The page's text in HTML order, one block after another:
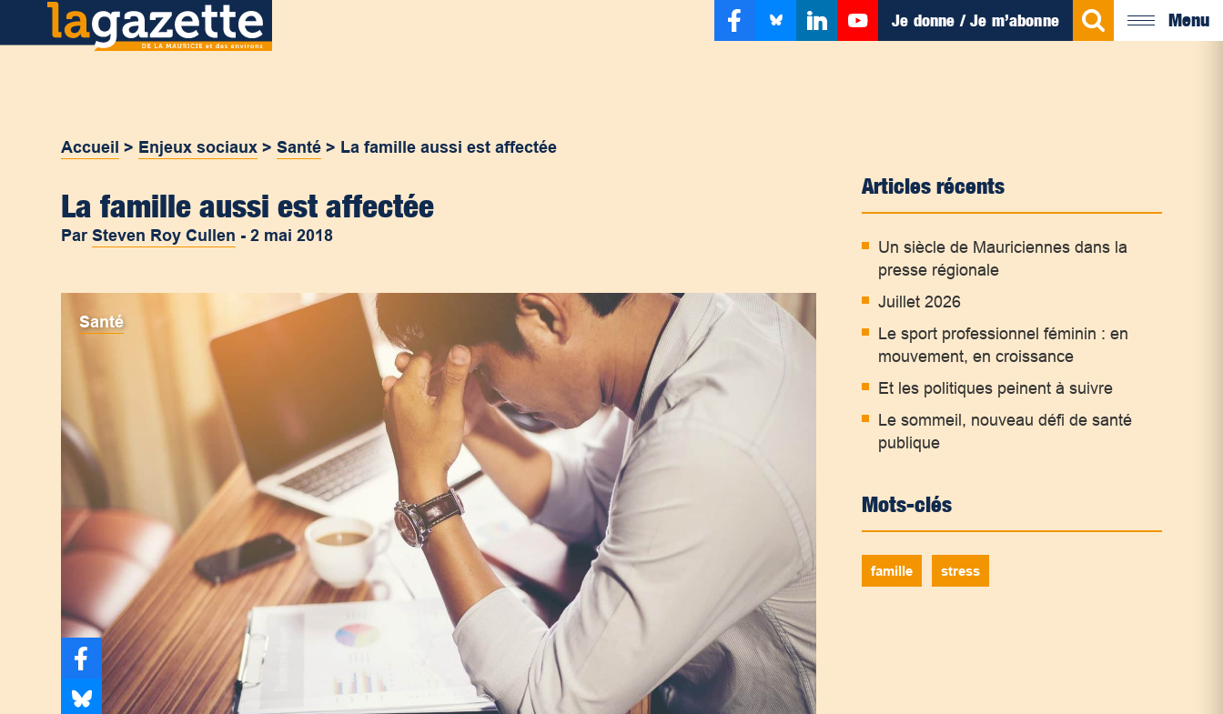
Je donne / Je m’abonne Menu
Accueil > Enjeux sociaux >Santé > La famille aussi est affectée
La famille aussi est affectée
ParSteven Roy Cullen -2 mai 2018
Santé
Articles récents
Un siècle de Mauriciennes dans la
presse régionale
Juillet 2026
Le sport professionnel féminin : en
mouvement, en croissance
Et les politiques peinent à suivre
Le sommeil, nouveau défi de santé
publique
Mots-clés
famille stress